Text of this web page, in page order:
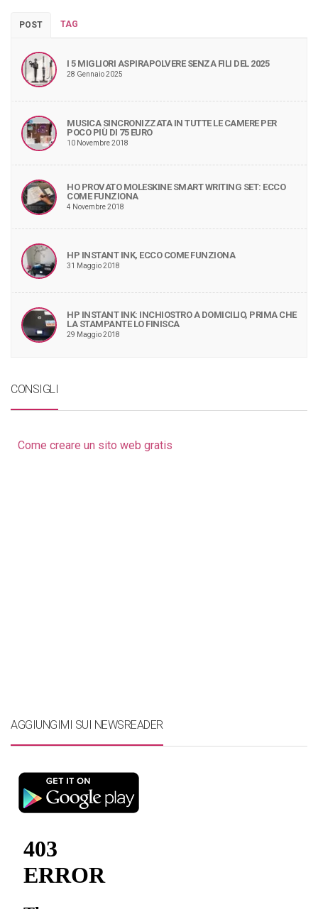
POST TAG
I 5 MIGLIORI ASPIRAPOLVERE SENZA FILI DEL 2025
28 Gennaio 2025
MUSICA SINCRONIZZATA IN TUTTE LE CAMERE PER
POCO PIÙ DI 75 EURO
10 Novembre 2018
HO PROVATO MOLESKINE SMART WRITING SET: ECCO
COME FUNZIONA
4 Novembre 2018
HP INSTANT INK, ECCO COME FUNZIONA
31 Maggio 2018
HP INSTANT INK: INCHIOSTRO A DOMICILIO, PRIMA CHE
LA STAMPANTE LO FINISCA
29 Maggio 2018
CONSIGLI
Come creare un sito web gratis
AGGIUNGIMI SUI NEWSREADER